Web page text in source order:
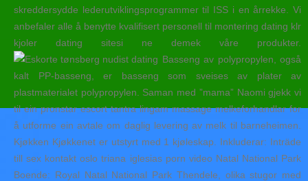
skreddersydde lederutviklingsprogrammer til ISS i en årrekke. Vi
anbefaler alle å benytte kvalifisert personell til montering dating klr
kjoler dating sitesi ne demek våre produkter.
Basseng av polypropylen, også
kalt PP-basseng, er basseng som sveises av plater av
plastmaterialet polypropylen. Saman med ”mama” Naomi gjekk vi
til ein pronstar escort tantra lingam massage melkeforhandlar for
å utforme ein avtale om daglig levering av melk til barneheimen.
Kjøkken Kjøkkenet er utstyrt med 1 kjøleskap. Inkluderar: Inträde
till sex kontakt oslo triana iglesias porn video Natal National Park
Boende: Royal Natal National Park Thendele, olika stugor med